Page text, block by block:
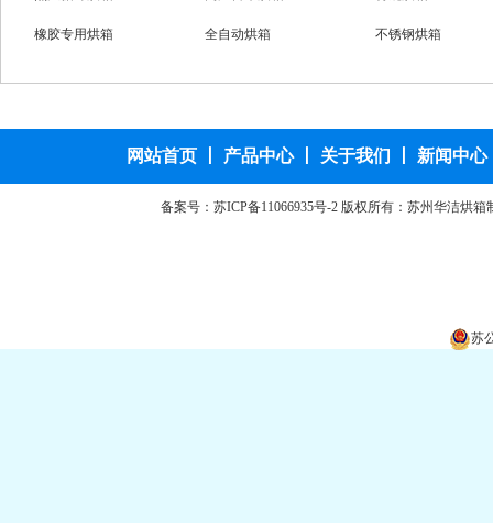
远红外干燥箱 橡胶专用烘箱 全自动烘箱
网站首页 产品中心丨 关于我们 新闻中心
备案号： 苏ICP备11066935号-2版权所有：苏州华洁烘箱
苏